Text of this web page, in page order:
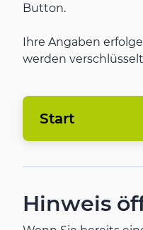
Button.
Ihre Angaben
werden
Start
Hinweis